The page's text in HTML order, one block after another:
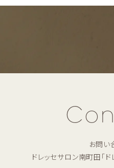
お問い
ドレッセサロン南町田「